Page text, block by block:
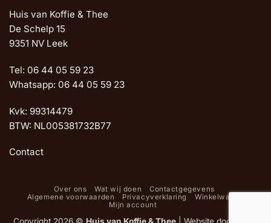
Huis van Koffie & Thee
De Schelp 15
9351 NV Leek
Tel: 06 44 05 59 23
Whatsapp: 06 44 05 59 23
Kvk: 99314479
BTW: NL005381732B77
Contact
Over ons Wat wij doen
Contactgegevens
Algemene voorwaarden
Privacyverklaring
Winkelwagen
Mijn account